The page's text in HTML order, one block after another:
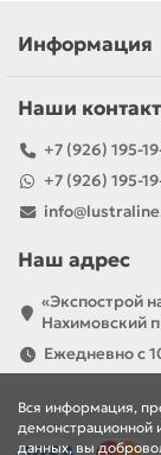
Вся информация,
демонстрационной
данных, вы
Информация
Наши
+7 (926) 195-
+7 (926) 195-
Наш адрес
«Экспострой
Нахимовский
Ежедневно с